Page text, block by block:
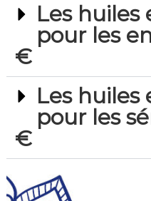
Les huiles
pour les
€
Les huiles
pour les
€